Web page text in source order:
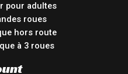
pour adultes
roues
hors route
à 3 roues